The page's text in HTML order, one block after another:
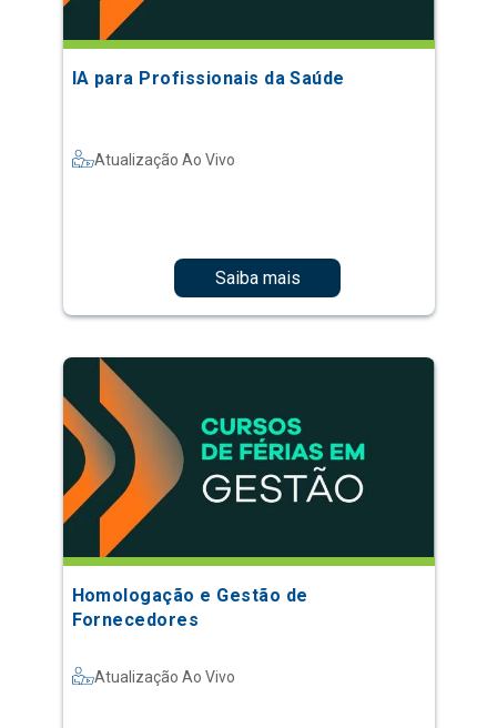
IA para Profissionais da Saúde
Atualização Ao Vivo
Saiba mais
Homologação e Gestão de
Fornecedores
Atualização Ao Vivo